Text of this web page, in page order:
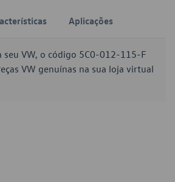
Aplicações
seu VW, o código 5C0-012-115-F
VW genuínas na sua loja virtual